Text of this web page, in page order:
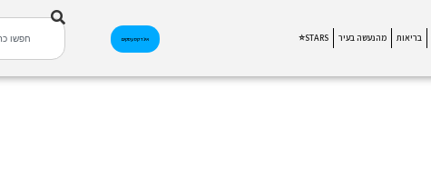
בריאות מהנעשה בעיר STARS⭐ אינדקס עסקים